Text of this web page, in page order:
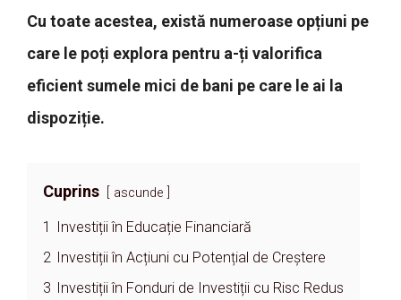
Cu toate acestea, există numeroase opțiuni pe
care le poți explora pentru a-ți valorifica
eficient sumele mici de bani pe care le ai la
dispoziție.
Cuprins ascunde
1
Investiții în Educație Financiară
2
Investiții în Acțiuni cu Potențial de Creștere
3
Investiții în Fonduri de Investiții cu Risc Redus